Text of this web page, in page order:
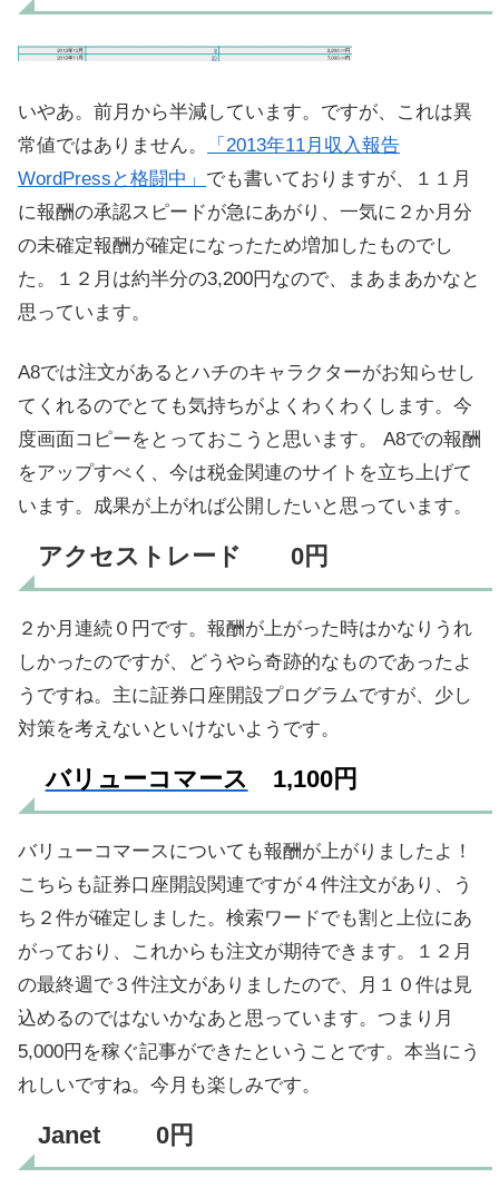
いやあ。前月から半減しています。ですが、これは異
常値ではありません。
「2013年11月収入報告
WordPressと格闘中」 でも書いておりますが、１１月
に報酬の承認スピードが急にあがり、一気に２か月分
の未確定報酬が確定になったため増加したものでし
た。１２月は約半分の3,200円なので、まあまあかなと
思っています。
A8では注文があるとハチのキャラクターがお知らせし
てくれるのでとても気持ちがよくわくわくします。今
度画面コピーをとっておこうと思います。 A8での報酬
をアップすべく、今は税金関連のサイトを立ち上げて
います。成果が上がれば公開したいと思っています。
アクセストレード 0円
２か月連続０円です。報酬が上がった時はかなりうれ
しかったのですが、どうやら奇跡的なものであったよ
うですね。主に証券口座開設プログラムですが、少し
対策を考えないといけないようです。
バリューコマース 1,100円
バリューコマースについても報酬が上がりましたよ！
こちらも証券口座開設関連ですが４件注文があり、う
ち２件が確定しました。検索ワードでも割と上位にあ
がっており、これからも注文が期待できます。１２月
の最終週で３件注文がありましたので、月１０件は見
込めるのではないかなあと思っています。つまり月
5,000円を稼ぐ記事ができたということです。本当にう
れしいですね。今月も楽しみです。
Janet 0円